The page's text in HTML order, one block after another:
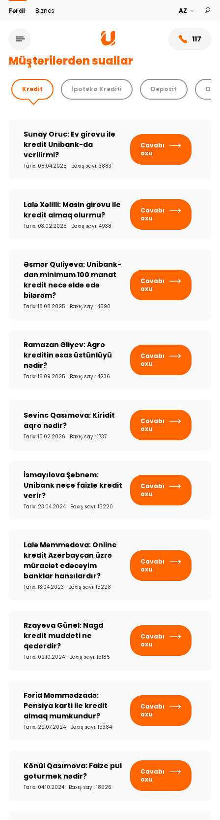
Fərdi Biznes
117
Bank haqqında
Dayanıqlılıq
Tariflər
İnsan Resursları
F.A.Q
Müştərilərdən suallar
Kredit İpoteka Krediti Depozit
Sunay Oruc: Ev girovu ile
kredit Unibank-da
verilirmi?
Tarix: 08.04.2025 Baxış sayı: 3883
Cavabı
oxu
Lalə Xəlilli: Masin girovu ile
kredit almaq olurmu?
Tarix: 03.02.2025 Baxış sayı: 4938
Cavabı
oxu
Əsmər Quliyeva: Unibank-
dan minimum 100 manat
kredit necə əldə edə
bilərəm?
Tarix: 18.08.2025 Baxış sayı: 4590
Cavabı
oxu
Ramazan Əliyev: Agro
kreditin əsas üstünlüyü
nədir?
Tarix: 18.09.2025 Baxış sayı: 4236
Cavabı
oxu
Sevinc Qasımova: Kiridit
aqro nədir?
Tarix: 10.02.2026 Baxış sayı: 1737
Cavabı
oxu
İsmayılova Şəbnəm:
Unibank nece faizle kredit
verir?
Tarix: 23.04.2024 Baxış sayı: 15220
Cavabı
oxu
Lalə Məmmədova: Online
kredit Azerbaycan üzrə
müraciət edəcəyim
banklar hansılardır?
Tarix: 13.04.2023 Baxış sayı: 15228
Cavabı
oxu
Rzayeva Günel: Nagd
kredit muddeti ne
qederdir?
Tarix: 02.10.2024 Baxış sayı: 15185
Cavabı
oxu
Fərid Məmmədzadə:
Pensiya karti ile kredit
almaq mumkundur?
Tarix: 22.07.2024 Baxış sayı: 15384
Cavabı
oxu
Könül Qasımova: Faize pul
goturmek nədir?
Tarix: 04.10.2024 Baxış sayı: 18526
Cavabı
oxu